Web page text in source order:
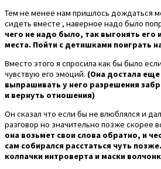
Тем не менее нам пришлось дождаться
сидеть вместе , наверное надо было
чего не надо было, так выгонять его
места. Пойти с детишками поиграть
Вместо этого я спросила как бы было
чувствую его эмоций. (Она достала
выпрашивать у него разрешения
и вернуть отношения)
Он сказал что если бы не влюблялся и
разговор но значительно позже скорее
она возьмет свои слова обратно, и
сам собирался расстаться чуть
колпачки интроверта и маски